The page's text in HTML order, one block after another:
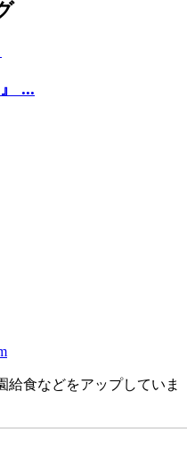
...
給食などをアップしていま